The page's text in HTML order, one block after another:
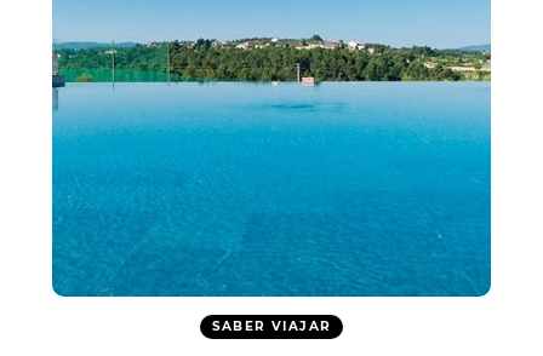
SABER VIAJAR